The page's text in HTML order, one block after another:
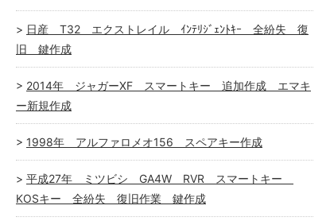
日産 T32 エクストレイル ｲﾝﾃﾘｼﾞｪﾝﾄｷｰ 全紛失 復
旧 鍵作成
2014年 ジャガーXF スマートキー 追加作成 エマキ
ー新規作成
1998年 アルファロメオ156 スペアキー作成
平成27年 ミツビシ GA4W RVR スマートキー
KOSキー 全紛失 復旧作業 鍵作成